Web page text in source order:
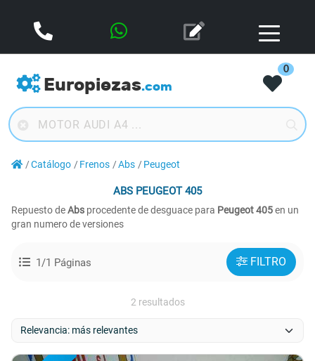
Europiezas.com
0
Catálogo Frenos Abs Peugeot
ABS PEUGEOT 405
Repuesto deAbs procedente de desguace para Peugeot 405en un
gran numero de versiones
1/1 Páginas FILTRO
2 resultados